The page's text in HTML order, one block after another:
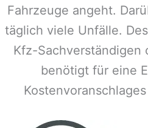
Fahrzeuge angeht.
täglich viele Unfälle.
Kfz-Sachverständigen
benötigt für eine